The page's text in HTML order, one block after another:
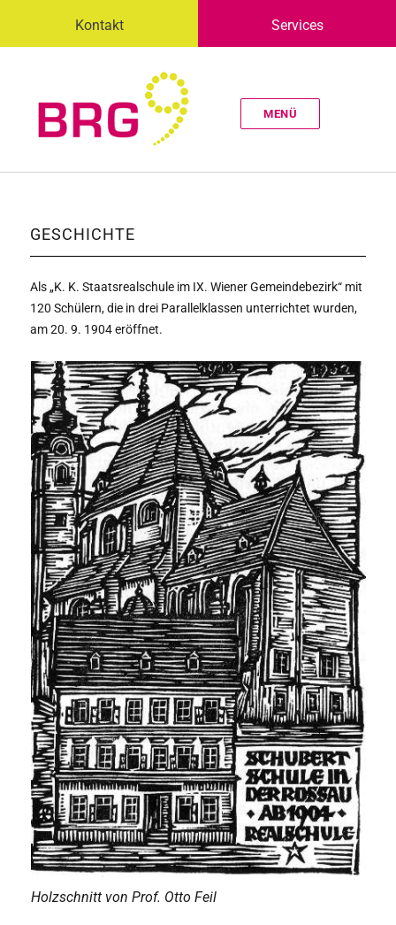
Kontakt Services
MENÜ
GESCHICHTE
Als „K. K. Staatsrealschule im IX. Wiener Gemeindebezirk“ mit
120 Schülern, die in drei Parallelklassen unterrichtet wurden,
am 20. 9. 1904 eröffnet.
Holzschnitt von Prof. Otto Feil